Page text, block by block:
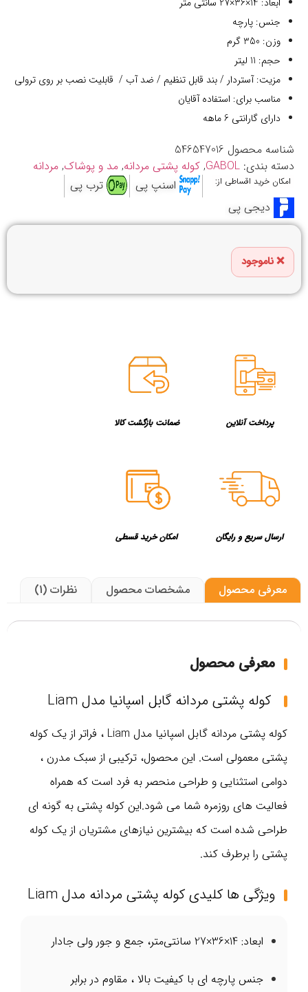
جنس: پارچه
وزن: 350 گرم
حجم: 11 لیتر
مزیت: آستردار / بند قابل تنظیم / ضد آب / قابلیت نصب بر روی ترولی
مناسب برای: استفاده آقایان
دارای گارانتی 6 ماهه
شناسه محصول 546547016
دسته بندی: GABOL
, کوله پشتی مردانه, مد و پوشاک, مردانه
امکان خرید اقساطی از: اسنپ پی
ترب پی
دیجی پی
ناموجود
پرداخت آنلاین ضمانت بازگشت کالا
ارسال سریع و رایگان امکان خرید قسطی
معرفی محصول مشخصات محصول نظرات (1)
معرفی محصول
کوله پشتی مردانه گابل اسپانیا مدل Liam
کوله‌ پشتی مردانه گابل اسپانیا مدل Liam ، فراتر از یک کوله
پشتی معمولی است. این محصول، ترکیبی از سبک مدرن ،
دوامی استثنایی و طراحی منحصر به فرد است که همراه
فعالیت های روزمره شما می‌ شود.این کوله پشتی به گونه ای
طراحی شده است که بیشترین نیازهای مشتریان از یک کوله
پشتی را برطرف کند.
ویژگی‌ ها کلیدی کوله پشتی مردانه مدل Liam
ابعاد:
جنس پارچه ای با کیفیت بالا ، مقاوم در برابر